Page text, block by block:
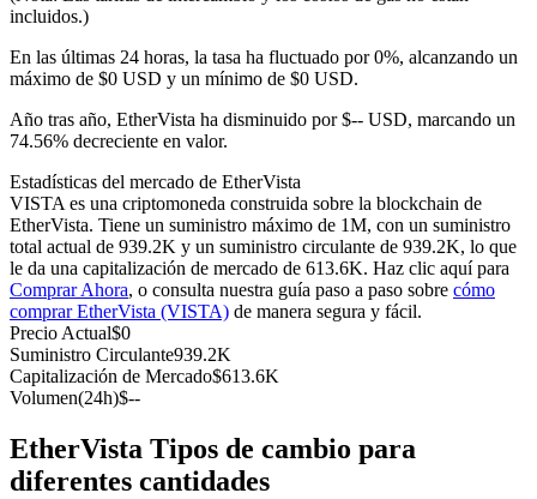
Futuros del USDC
Copiar Trading
Únete a los mejores traders
incluidos.)
En las últimas 24 horas, la tasa ha fluctuado por 0%, alcanzando un
máximo de $0 USD y un mínimo de $0 USD.
Año tras año, EtherVista ha disminuido por $-- USD, marcando un
74.56% decreciente en valor.
Estadísticas del mercado de EtherVista
VISTA es una criptomoneda construida sobre la blockchain de
EtherVista. Tiene un suministro máximo de 1M, con un suministro
total actual de 939.2K y un suministro circulante de 939.2K, lo que
le da una capitalización de mercado de 613.6K. Haz clic aquí para
Comprar Ahora, o consulta nuestra guía paso a paso sobre cómo
comprar EtherVista (VISTA) de manera segura y fácil.
Precio Actual$0
Suministro Circulante939.2K
Capitalización de Mercado$613.6K
Volumen(24h)$--
EtherVista Tipos de cambio para
diferentes cantidades